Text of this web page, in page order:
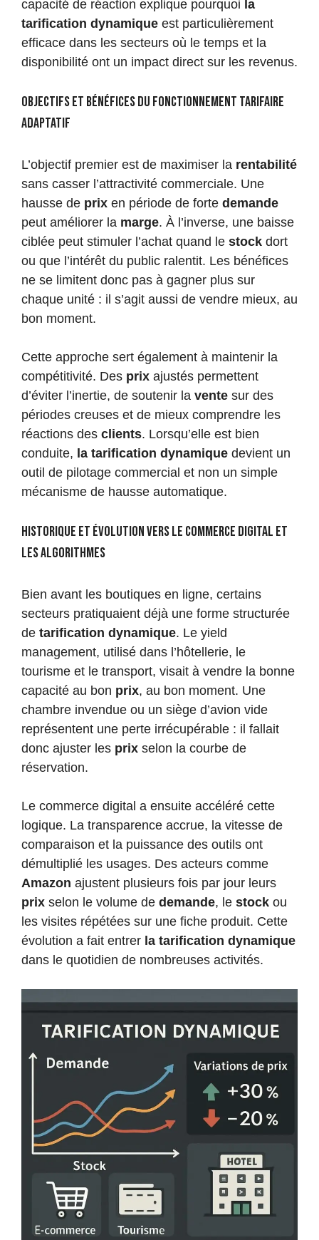
capacité de réaction explique pourquoi la
tarification dynamique est particulièrement
efficace dans les secteurs où le temps et la
disponibilité ont un impact direct sur les revenus.
Objectifs et bénéfices du fonctionnement tarifaire
adaptatif
L’objectif premier est de maximiser la rentabilité
sans casser l’attractivité commerciale. Une
hausse de prix en période de forte demande
peut améliorer la marge. À l’inverse, une baisse
ciblée peut stimuler l’achat quand le stock dort
ou que l’intérêt du public ralentit. Les bénéfices
ne se limitent donc pas à gagner plus sur
chaque unité : il s’agit aussi de vendre mieux, au
bon moment.
Cette approche sert également à maintenir la
compétitivité. Des prix ajustés permettent
d’éviter l’inertie, de soutenir la vente sur des
périodes creuses et de mieux comprendre les
réactions des clients. Lorsqu’elle est bien
conduite, la tarification dynamique devient un
outil de pilotage commercial et non un simple
mécanisme de hausse automatique.
Historique et évolution vers le commerce digital et
les algorithmes
Bien avant les boutiques en ligne, certains
secteurs pratiquaient déjà une forme structurée
de tarification dynamique. Le yield
management, utilisé dans l’hôtellerie, le
tourisme et le transport, visait à vendre la bonne
capacité au bon prix, au bon moment. Une
chambre invendue ou un siège d’avion vide
représentent une perte irrécupérable : il fallait
donc ajuster les prix selon la courbe de
réservation.
Le commerce digital a ensuite accéléré cette
logique. La transparence accrue, la vitesse de
comparaison et la puissance des outils ont
démultiplié les usages. Des acteurs comme
Amazon ajustent plusieurs fois par jour leurs
prix selon le volume de demande, le stock ou
les visites répétées sur une fiche produit. Cette
évolution a fait entrer la tarification dynamique
dans le quotidien de nombreuses activités.